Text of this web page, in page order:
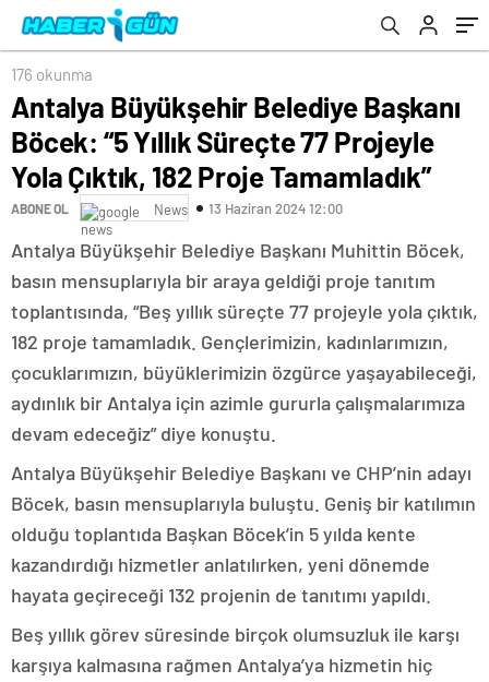
Çıktık, 182 Proje Tamamladık”
176 okunma
Antalya Büyükşehir Belediye Başkanı
Böcek: “5 Yıllık Süreçte 77 Projeyle
Yola Çıktık, 182 Proje Tamamladık”
ABONE OL News 13 Haziran 2024 12:00
Antalya Büyükşehir Belediye Başkanı Muhittin Böcek,
basın mensuplarıyla bir araya geldiği proje tanıtım
toplantısında, “Beş yıllık süreçte 77 projeyle yola çıktık,
182 proje tamamladık. Gençlerimizin, kadınlarımızın,
çocuklarımızın, büyüklerimizin özgürce yaşayabileceği,
aydınlık bir Antalya için azimle gururla çalışmalarımıza
devam edeceğiz” diye konuştu.
Antalya Büyükşehir Belediye Başkanı ve CHP’nin adayı
Böcek, basın mensuplarıyla buluştu. Geniş bir katılımın
olduğu toplantıda Başkan Böcek’in 5 yılda kente
kazandırdığı hizmetler anlatılırken, yeni dönemde
hayata geçireceği 132 projenin de tanıtımı yapıldı.
Beş yıllık görev süresinde birçok olumsuzluk ile karşı
karşıya kalmasına rağmen Antalya’ya hizmetin hiç